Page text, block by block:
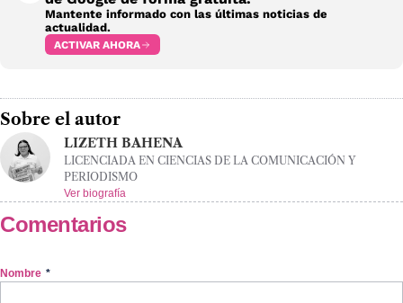
Mantente informado con las últimas noticias de
actualidad.
ACTIVAR AHORA
Sobre el autor
LIZETH BAHENA
LICENCIADA EN CIENCIAS DE LA COMUNICACIÓN Y
PERIODISMO
Ver biografía
Comentarios
Nombre *